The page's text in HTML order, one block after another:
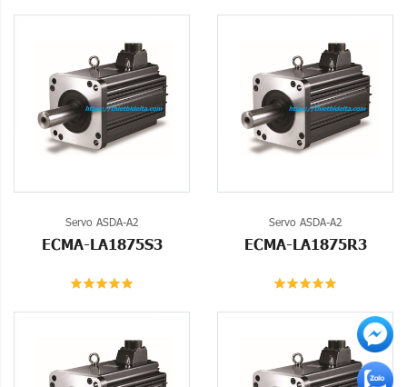
Servo ASDA-A2
ECMA-LA1875S3
Servo ASDA-A2
ECMA-LA1875R3